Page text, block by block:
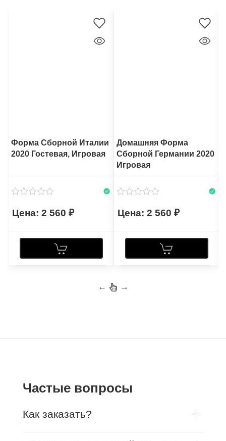
Форма Сборной Италии
2020 Гостевая, Игровая
2 560
Домашняя Форма
Сборной Германии 2020
Игровая
2 560
← →
Частые вопросы
Как заказать?